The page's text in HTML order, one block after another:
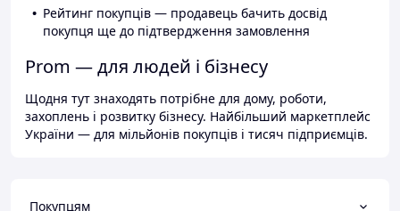
Рейтинг покупців — продавець бачить досвід
покупця ще до підтвердження замовлення
Prom — для людей і бізнесу
Щодня тут знаходять потрібне для дому, роботи,
захоплень і розвитку бізнесу. Найбільший маркетплейс
України — для мільйонів покупців і тисяч підприємців.
Покупцям